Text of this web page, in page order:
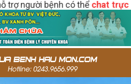
người bệnh có thểchat trực tiếp